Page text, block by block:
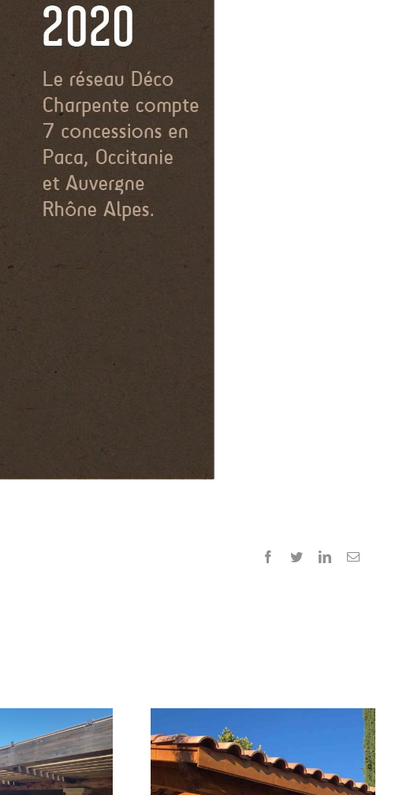
Facebook
TwitterLinkedIn
E-
tendances